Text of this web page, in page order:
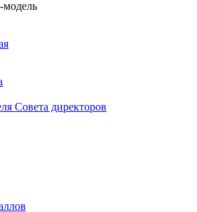
Совета директоров